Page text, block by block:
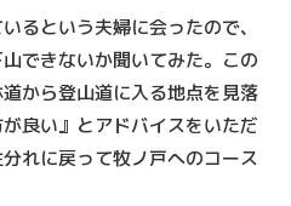
るという夫婦に会ったので、
できないか聞いてみた。この
から登山道に入る地点を見落
良い』とアドバイスをいただ
れに戻って牧ノ戸へのコース